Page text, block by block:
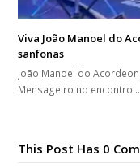
Viva João Manoel do
sanfonas
João Manoel do
Mensageiro no encontro…
This Post Has 0